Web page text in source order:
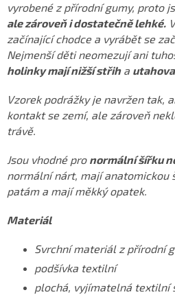
vyrobené z přírodní gumy, proto
ale zároveň i dostatečně lehké.
začínající chodce a vyrábět se
Nejmenší děti neomezují ani
holinky mají nižší střiha
Vzorek podrážky je navržen tak,
kontakt se zemí, ale zároveň
trávě.
Jsou vhodné pro normální šířku
normální nárt, mají anatomickou
patám a mají měkký opatek.
Materiál
Svrchní materiál z přírodní
podšívka textilní
plochá, vyjímatelná textilní